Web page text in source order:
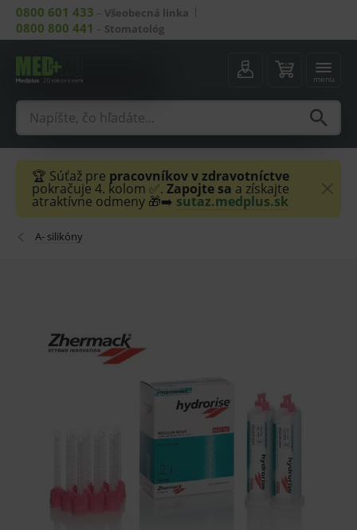
0800 601 433 – Všeobecná linka
0800 800 441 – Stomatológ
menu
🏆 Súťaž pre pracovníkov v zdravotníctve
pokračuje 4. kolom ✅. Zapojte sa a získajte
atraktívne odmeny 🎁➡️ sutaz.medplus.sk
A- silikóny